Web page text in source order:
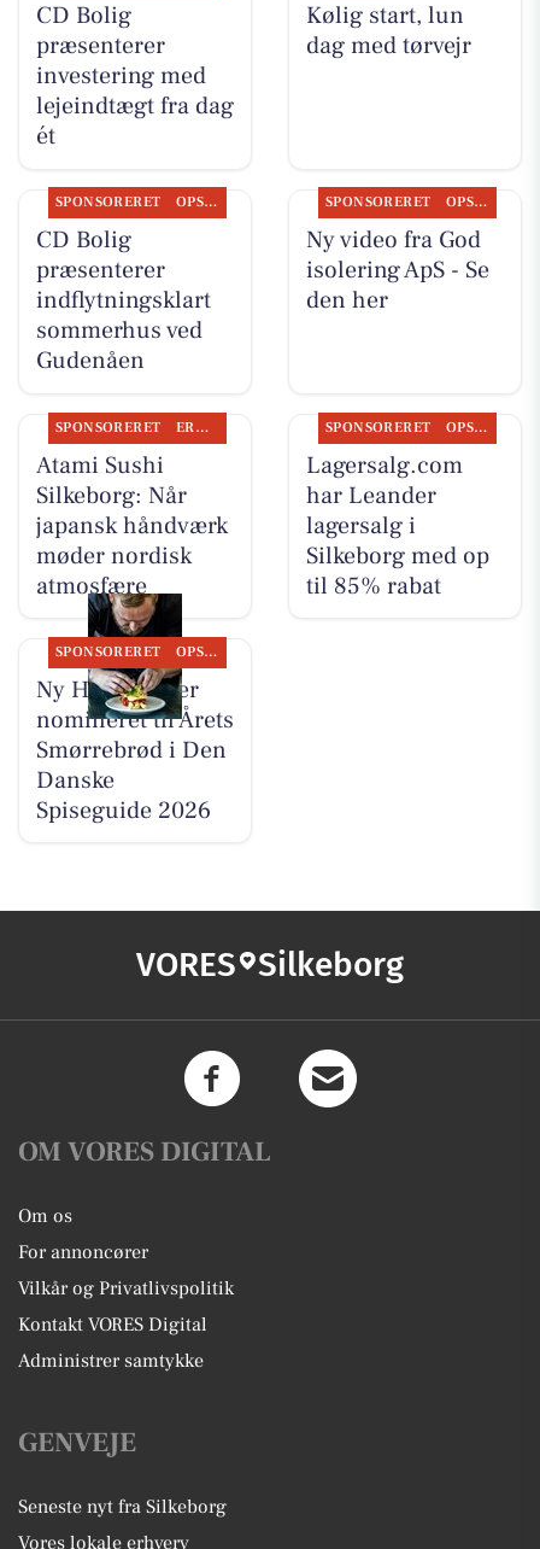
CD Bolig
præsenterer
investering med
lejeindtægt fra dag
ét
Kølig start, lun
dag med tørvejr
SPONSORERET OPSLAGSTAVLEN
CD Bolig
præsenterer
indflytningsklart
sommerhus ved
Gudenåen
SPONSORERET OPSLAGSTAVLEN
Ny video fra God
isolering ApS - Se
den her
SPONSORERET ERHVERV
Atami Sushi
Silkeborg: Når
japansk håndværk
møder nordisk
atmosfære
SPONSORERET OPSLAGSTAVLEN
Lagersalg.com
har Leander
lagersalg i
Silkeborg med op
til 85% rabat
SPONSORERET OPSLAGSTAVLEN
Ny Hattenæs er
nomineret til Årets
Smørrebrød i Den
Danske
Spiseguide 2026
VORES Silkeborg
OM VORES DIGITAL
Om os
For annoncører
Vilkår og Privatlivspolitik
Kontakt VORES Digital
Administrer samtykke
GENVEJE
Seneste nyt fra Silkeborg
Vores lokale erhverv